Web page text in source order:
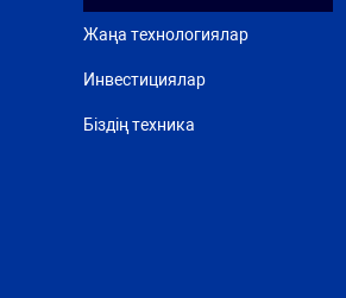
Жаңа технологиялар
Инвестициялар
Біздің техника